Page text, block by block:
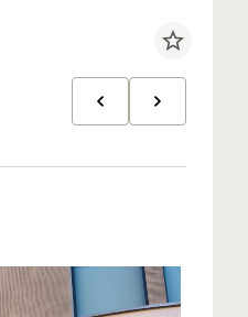
star_border